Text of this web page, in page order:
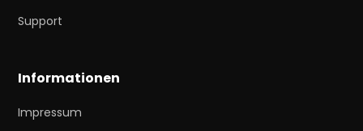
Support
Informationen
Impressum